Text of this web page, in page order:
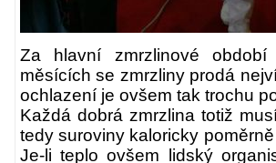
Za hlavní zmrzlinové
měsících se zmrzliny prodá
ochlazení je ovšem tak trochu
Každá dobrá zmrzlina totiž
tedy suroviny kaloricky
Je-li teplo ovšem lidský